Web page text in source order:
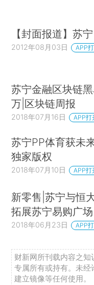
【封面报道】苏
2012年08月03日 APP
苏宁金融区块链
万|区块链周报
2018年07月16日 APP打
苏宁PP体育获未
独家版权
2018年07月10日 APP打
新零售|苏宁与恒
拓展苏宁易购广场
2018年06月23日 APP
财新网所刊载内容之
专属所有或持有。未经
建立镜像等任何使用。